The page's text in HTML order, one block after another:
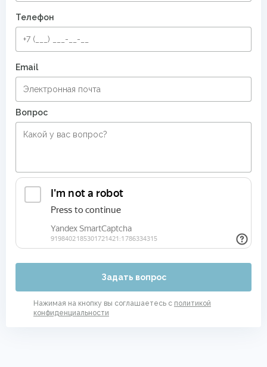
Телефон
Email
Вопрос
Задать вопрос
Нажимая на кнопку вы соглашаетесь с политикой
конфиденциальности